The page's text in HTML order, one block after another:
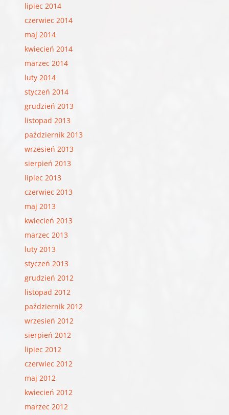
lipiec 2014
czerwiec 2014
maj 2014
kwiecień 2014
marzec 2014
luty 2014
styczeń 2014
grudzień 2013
listopad 2013
październik 2013
wrzesień 2013
sierpień 2013
lipiec 2013
czerwiec 2013
maj 2013
kwiecień 2013
marzec 2013
luty 2013
styczeń 2013
grudzień 2012
listopad 2012
październik 2012
wrzesień 2012
sierpień 2012
lipiec 2012
czerwiec 2012
maj 2012
kwiecień 2012
marzec 2012